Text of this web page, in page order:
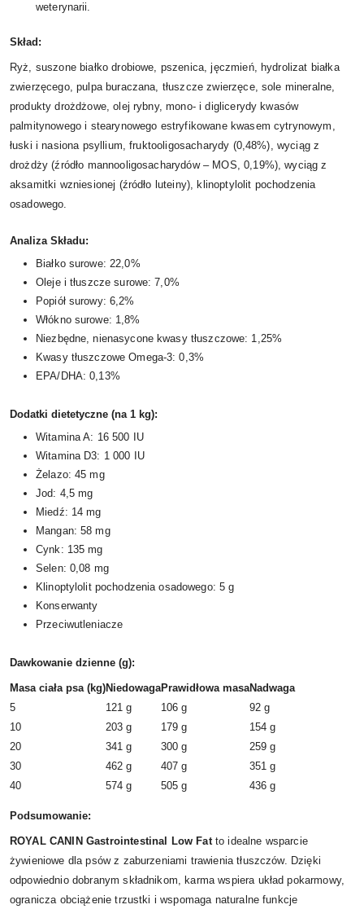
weterynarii.
Skład:
Ryż, suszone białko drobiowe, pszenica, jęczmień, hydrolizat białka
zwierzęcego, pulpa buraczana, tłuszcze zwierzęce, sole mineralne,
produkty drożdżowe, olej rybny, mono- i diglicerydy kwasów
palmitynowego i stearynowego estryfikowane kwasem cytrynowym,
łuski i nasiona psyllium, fruktooligosacharydy (0,48%), wyciąg z
drożdży (źródło mannooligosacharydów – MOS, 0,19%), wyciąg z
aksamitki wzniesionej (źródło luteiny), klinoptylolit pochodzenia
osadowego.
Analiza Składu:
Białko surowe: 22,0%
Oleje i tłuszcze surowe: 7,0%
Popiół surowy: 6,2%
Włókno surowe: 1,8%
Niezbędne, nienasycone kwasy tłuszczowe: 1,25%
Kwasy tłuszczowe Omega-3: 0,3%
EPA/DHA: 0,13%
Dodatki dietetyczne (na 1 kg):
Witamina A: 16 500 IU
Witamina D3: 1 000 IU
Żelazo: 45 mg
Jod: 4,5 mg
Miedź: 14 mg
Mangan: 58 mg
Cynk: 135 mg
Selen: 0,08 mg
Klinoptylolit pochodzenia osadowego: 5 g
Konserwanty
Przeciwutleniacze
Dawkowanie dzienne (g):
Masa ciała psa (kg)NiedowagaPrawidłowa masaNadwaga
5
121 g 106 g
92 g
10
203 g 179 g
154 g
20
341 g 300 g
259 g
30
462 g 407 g
351 g
40
574 g 505 g 436 g
Podsumowanie:
ROYAL CANIN Gastrointestinal Low Fatto idealne wsparcie
żywieniowe dla psów z zaburzeniami trawienia tłuszczów. Dzięki
odpowiednio dobranym składnikom, karma wspiera układ pokarmowy,
ogranicza obciążenie trzustki i wspomaga naturalne funkcje